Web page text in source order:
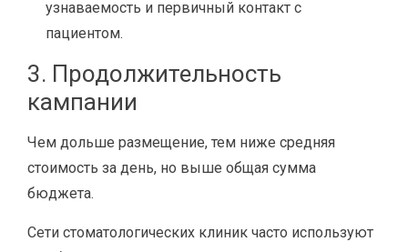
узнаваемость и первичный контакт с
пациентом.
3. Продолжительность
кампании
Чем дольше размещение, тем ниже средняя
стоимость за день, но выше общая сумма
бюджета.
Сети стоматологических клиник часто используют